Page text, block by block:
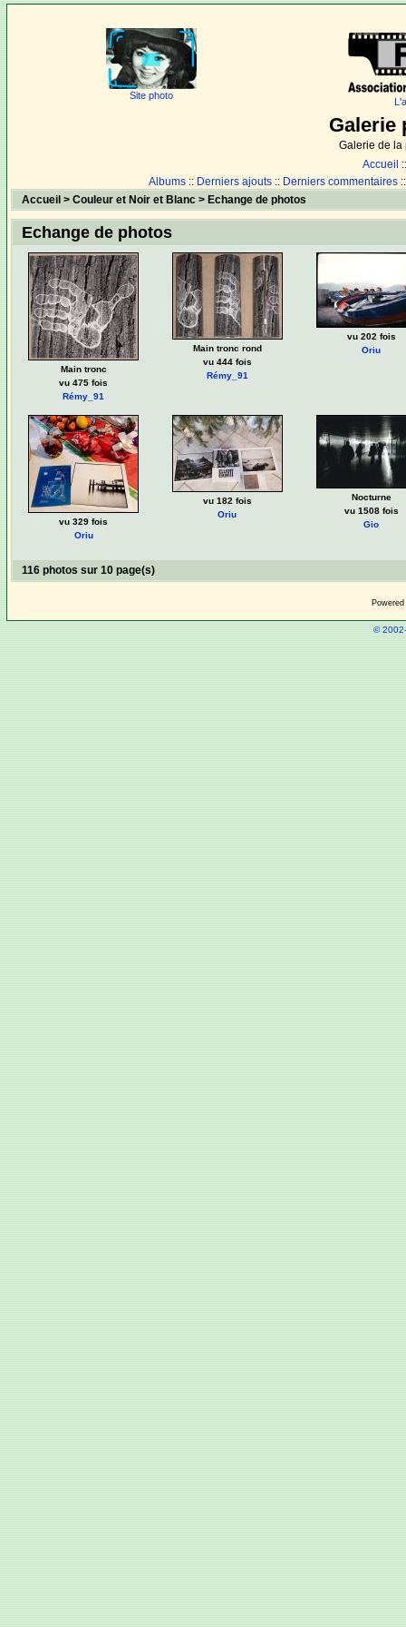
Site photo
Galerie
Galerie de la
Accueil
Albums :: Derniers ajouts :: Derniers commentaires
Accueil > Couleur et Noir et Blanc> Echange de photos
Echange de photos
Main tronc
vu 475 fois
Rémy_91
Main tronc rond
vu 444 fois
Rémy_91
vu 202 fois
Oriu
vu 329 fois
Oriu
vu 182 fois
Oriu
Nocturne
vu 1508 fois
Gio
116 photos sur 10 page(s)
©